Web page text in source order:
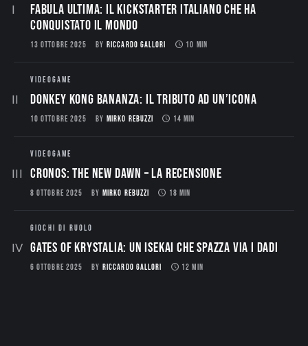
Fabula Ultima: il Kickstarter italiano che ha
conquistato il mondo
13 OTTOBRE 2025 BY RICCARDO GALLORI 10 MIN
VIDEOGAME
Donkey Kong Bananza: Il Tributo ad un’Icona
10 OTTOBRE 2025 BY MIRKO REBUZZI 14 MIN
VIDEOGAME
CRONOS: THE NEW DAWN – La Recensione
8 OTTOBRE 2025 BY MIRKO REBUZZI 18 MIN
GIOCHI DI RUOLO
Gates of Krystalia: Un Isekai che spazza via i dadi
6 OTTOBRE 2025 BY RICCARDO GALLORI 12 MIN